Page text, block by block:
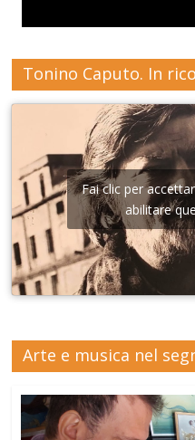
Tonino Caputo. In
Fai clic per
abilitare
Arte e musica nel